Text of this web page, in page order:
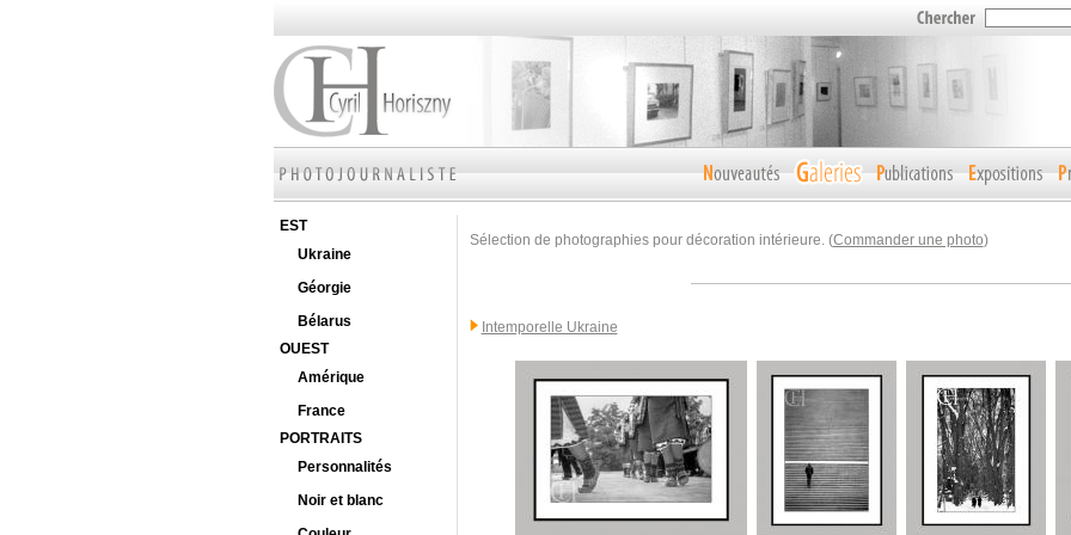
EST
Ukraine
Géorgie
Bélarus
OUEST
Amérique
France
PORTRAITS
Personnalités
Noir et blanc
Sélection de photographies pour décoration intérieure. (Commander une photo)
Intemporelle Ukraine